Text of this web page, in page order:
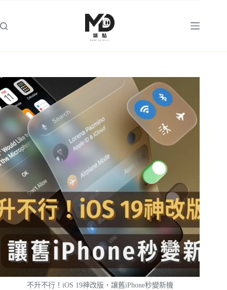
主
不升不行！iOS 19神改版，讓舊iPhone秒變新機